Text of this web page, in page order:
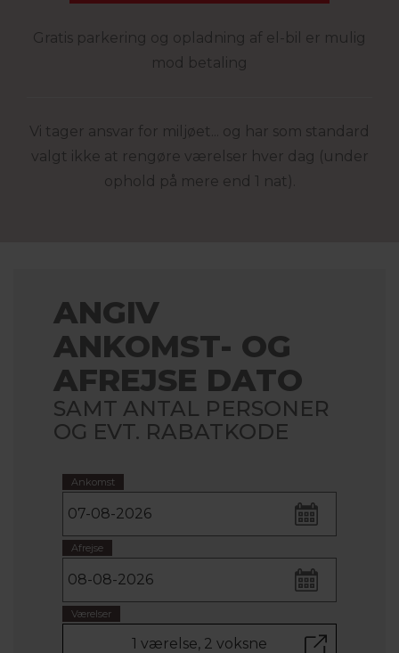
Gratis parkering og opladning af el-bil er mulig
mod betaling
Vi tager ansvar for miljøet... og har som standard
valgt ikke at rengøre værelser hver dag (under
ophold på mere end 1 nat).
ANGIV
ANKOMST- OG
AFREJSE DATO
SAMT ANTAL PERSONER
OG EVT. RABATKODE
Ankomst
Afrejse
Værelser
1 værelse, 2 voksne